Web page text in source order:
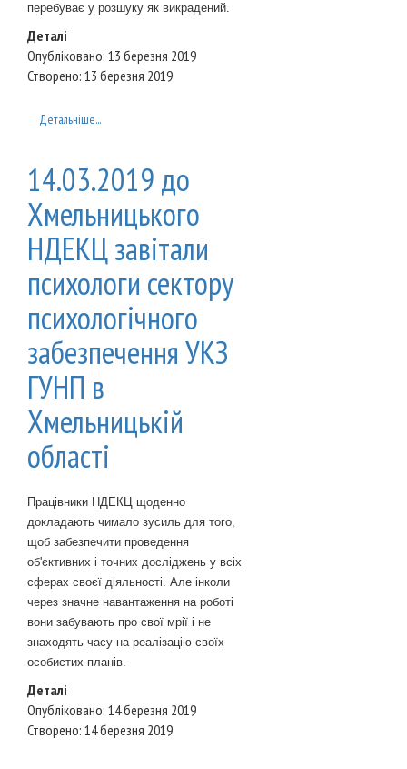
перебуває у розшуку як викрадений.
Деталі
Опубліковано: 13 березня 2019
Створено: 13 березня 2019
Детальніше...
14.03.2019 до
Хмельницького
НДЕКЦ завітали
психологи сектору
психологічного
забезпечення УКЗ
ГУНП в
Хмельницькій
області
Працівники НДЕКЦ щоденно
докладають чимало зусиль для того,
щоб забезпечити проведення
об'єктивних і точних досліджень у всіх
сферах своєї діяльності. Але інколи
через значне навантаження на роботі
вони забувають про свої мрії і не
знаходять часу на реалізацію своїх
особистих планів.
Деталі
Опубліковано: 14 березня 2019
Створено: 14 березня 2019